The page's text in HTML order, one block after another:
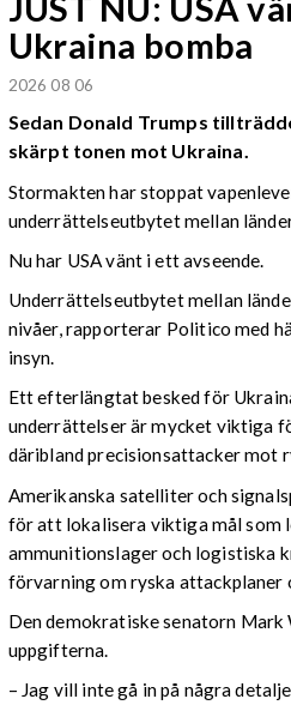
Ukraina bomba
2026 08 06
Sedan Donald Trumps
skärpt tonen mot Ukraina.
Stormakten har stoppat
underrättelseutbytet mellan
Nu har USA vänt i ett avseende.
Underrättelseutbytet mellan
nivåer, rapporterar Politico med
insyn.
Ett efterlängtat besked för
underrättelser är mycket viktiga
däribland precisionsattacker mot
Amerikanska satelliter och
för att lokalisera viktiga mål som
ammunitionslager och logistiska
förvarning om ryska attackplaner
Den demokratiske senatorn
uppgifterna.
– Jag vill inte gå in på några